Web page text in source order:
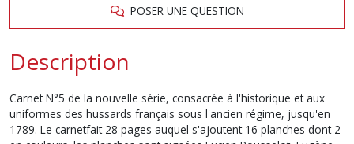
POSER UNE QUESTION
Description
Carnet N°5 de la nouvelle série, consacrée à l'historique et aux
uniformes des hussards français sous l'ancien régime, jusqu'en
1789. Le carnetfait 28 pages auquel s'ajoutent 16 planches dont 2